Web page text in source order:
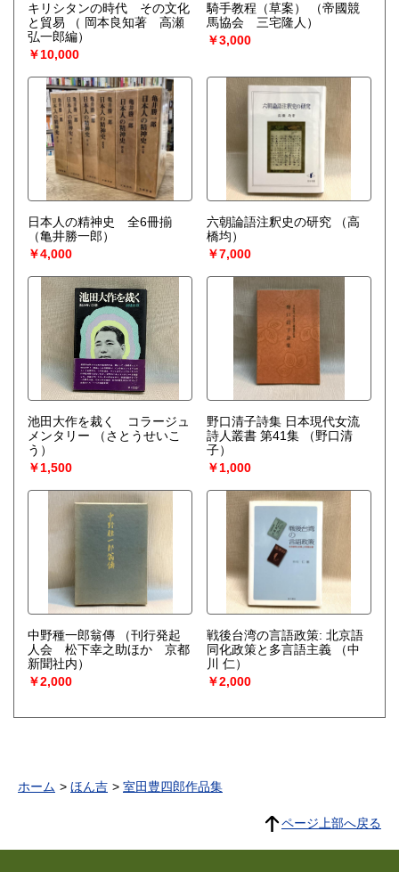
キリシタンの時代 その文化
と貿易
（ 岡本良知著 高瀬
弘一郎編）
￥10,000
騎手教程（草案）
（帝國競
馬協会 三宅隆人）
￥3,000
日本人の精神史 全6冊揃
（亀井勝一郎）
￥4,000
六朝論語注釈史の研究
（高
橋均）
￥7,000
池田大作を裁く コラージュ
メンタリー
（さとうせいこ
う）
￥1,500
野口清子詩集 日本現代女流
詩人叢書 第41集
（野口清
子）
￥1,000
中野種一郎翁傳
（刊行発起
人会 松下幸之助ほか 京都
新聞社内）
￥2,000
戦後台湾の言語政策: 北京語
同化政策と多言語主義
（中
川 仁）
￥2,000
ホーム ほん吉 室田豊四郎作品集
ページ上部へ戻る